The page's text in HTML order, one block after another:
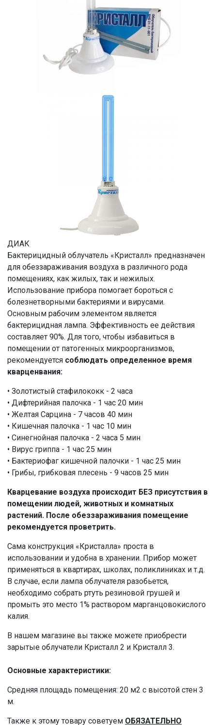
ДИАК
Бактерицидный облучатель «Кристалл» предназначен
для обеззараживания воздуха в различного рода
помещениях, как жилых, так и нежилых.
Использование прибора помогает бороться с
болезнетворными бактериями и вирусами.
Основным рабочим элементом является
бактерицидная лампа. Эффективность ее действия
составляет 90%. Для того, чтобы избавиться в
помещении от патогенных микроорганизмов,
рекомендуется соблюдать определенное время
кварценвания:
• Золотистый стафилококк - 2 часа
• Дифтерийная палочка - 1 час 20 мин
• Желтая Сарцина - 7 часов 40 мин
• Кишечная палочка - 1 час 10 мин
• Синегнойная палочка - 2 часа 5 мин
• Вирус гриппа - 1 час 25 мин
• Бактериофаг кишечной палочки - 1 час 25 мин
• Грибы, грибковая плесень - 9 часов 25 мин
Кварцевание воздуха происходит БЕЗ присутствия в
помещении людей, животных и комнатных
растений. После обеззараживания помещение
рекомендуется проветрить.
Сама конструкция «Кристалла» проста в
использовании и удобна в хранении. Прибор может
применяться в квартирах, школах, поликлиниках и т.д.
В случае, если лампа облучателя разобьется,
необходимо собрать ртуть резиновой грушей и
промыть это место 1% раствором марганцовокислого
калия.
В нашем магазине вы также можете приобрести
зарытые облучатели Кристалл 2 и Кристалл 3.
Основные характеристики:
Средняя площадь помещения: 20 м2 с высотой стен 3
м.
Также к этому товару советуем ОБЯЗАТЕЛЬНО